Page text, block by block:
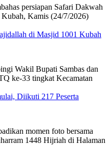
di Masjid 1001 Kubah
Diikuti 217 Peserta